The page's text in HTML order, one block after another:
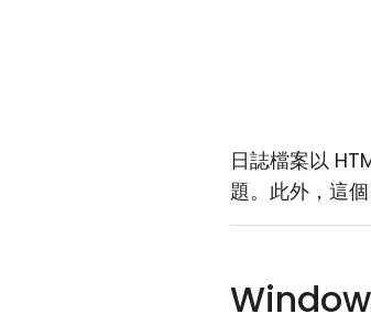
日誌檔案以
題。此外，這